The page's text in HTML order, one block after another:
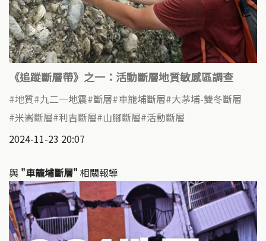
《追蹤斷層帶》之一：活動斷層地質敏感區調查
地質 九二一地震 斷層 車籠埔斷層 大茅埔-雙冬斷層
米崙斷層 利吉斷層 山腳斷層 活動斷層
2024-11-23 20:07
與 "車籠埔斷層" 相關報導